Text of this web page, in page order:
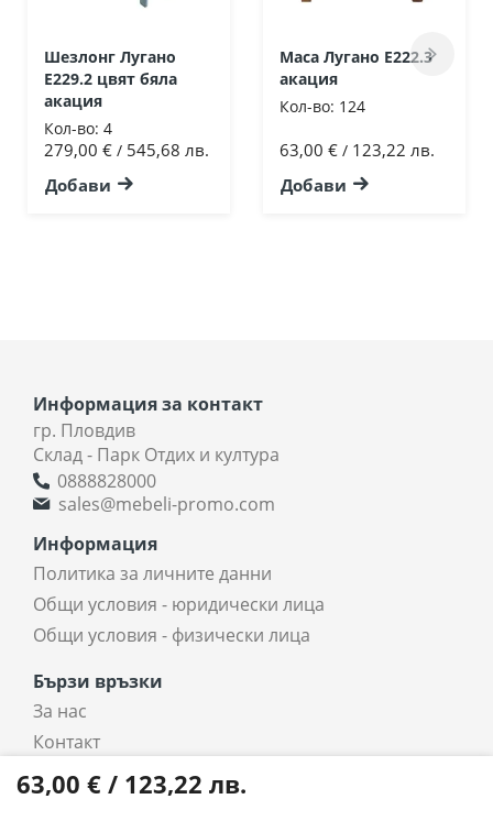
63,00 € / 123,22 лв.
Шезлонг Лугано
Ε229.2 цвят бяла
акация
Кол-во: 4
279,00 € / 545,68 лв.
Добави
Маса Лугано Ε222.3
акация
Кол-во: 124
63,00 € / 123,22 лв.
Добави
Информация за контакт
гр. Пловдив
Склад - Парк Отдих и култура
0888828000
sales@mebeli-promo.com
Информация
Политика за личните данни
Общи условия - юридически лица
Общи условия - физически лица
Бързи връзки
За нас
Контакт
coradi.bg - интернет магазин